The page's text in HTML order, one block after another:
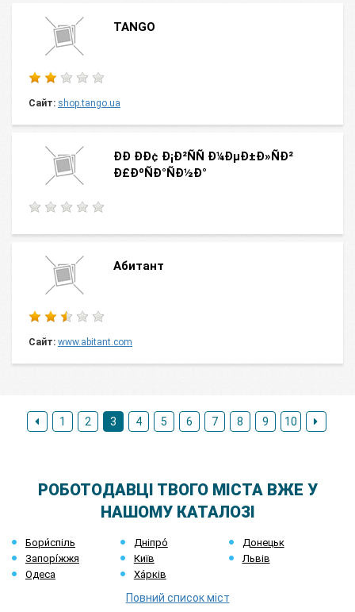
TANGO
Сайт: shop.tango.ua
ÐÐ ÐÐ¢ Ð¡Ð²ÑÑ Ð¼ÐµÐ±Ð»ÑÐ²
Ð£ÐºÑÐ°ÑÐ½Ð°
Абитант
Сайт: www.abitant.com
1 2 3 4 5 6 7 8 9 10
РОБОТОДАВЦІ ТВОГО МІСТА ВЖЕ У
НАШОМУ КАТАЛОЗІ
Бори́спіль Дніпро́
Донецьк
Запорі́жжя
Київ
Львів
Одеса
Ха́рків
Повний список міст